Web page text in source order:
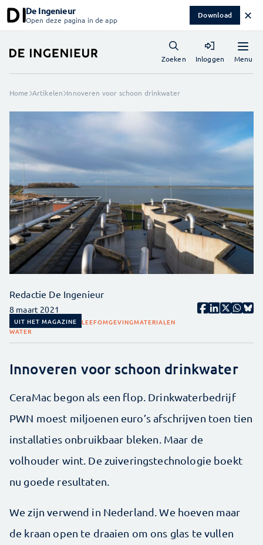
De Ingenieur
Open deze pagina in de app Download ✕
Menu
Zoeken Inloggen
Home Artikelen Innoveren voor schoon drinkwater
Redactie De Ingenieur
8 maart 2021
UIT HET MAGAZINE LEEFOMGEVINGMATERIALEN
WATER
Innoveren voor schoon drinkwater
CeraMac begon als een flop. Drinkwaterbedrijf
PWN moest miljoenen euro’s afschrijven toen tien
installaties onbruikbaar bleken. Maar de
volhouder wint. De zuiveringstechnologie boekt
nu goede resultaten.
We zijn verwend in Nederland. We hoeven maar
de kraan open te draaien om ons glas te vullen